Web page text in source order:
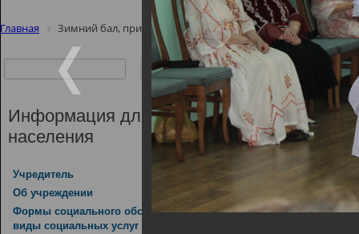
Главная Зимний бал, приуроченный ко дню памяти А.С.Пушкина
Зимний
памяти
Зимний бал,
Информация для
населения
Учредитель
Об учреждении
Формы социального обслуживания,
виды социальных услуг